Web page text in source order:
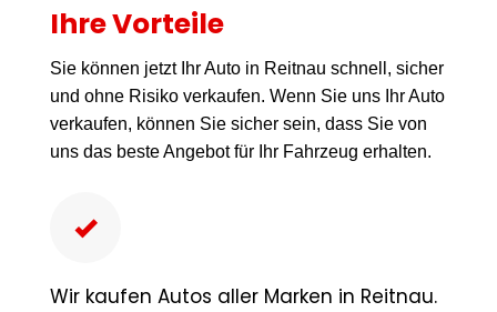
Ihre Vorteile
Sie können jetzt Ihr Auto in Reitnau schnell, sicher
und ohne Risiko verkaufen. Wenn Sie uns Ihr Auto
verkaufen, können Sie sicher sein, dass Sie von
uns das beste Angebot für Ihr Fahrzeug erhalten.
Wir kaufen Autos aller Marken in Reitnau.